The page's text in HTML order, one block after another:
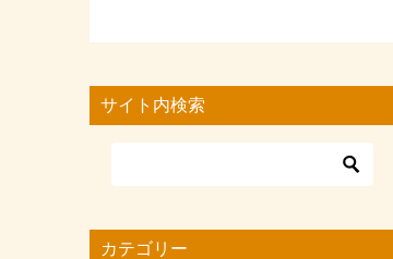
サイト内検索
カテゴリー